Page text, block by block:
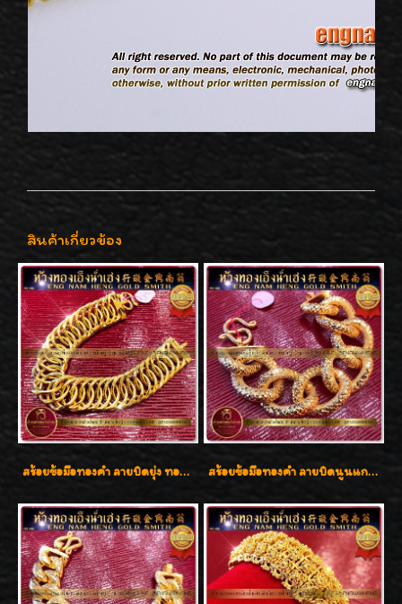
สินค้าเกี่ยวข้อง
สร้อยข้อมือทองคำ ลายบิดยุ่ง ทองคำ 96.5% น้ำหนัก 3 บาท สวยน่าสะสมค่ะ สร้อยข้อมือทองคำ ลายบิดนูนแกะลาย ทองคำ 96.5% น้ำหนัก 5 บาท สวยค่ะ